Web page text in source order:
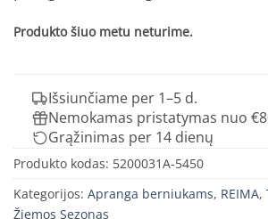
Produkto šiuo metu neturime.
Išsiunčiame per 1–5 d.
Nemokamas pristatymas nuo
Grąžinimas per 14 dienų
Produkto kodas: 5200031A-5450
Kategorijos: Apranga berniukams, REIMA,
Žiemos Sezonas